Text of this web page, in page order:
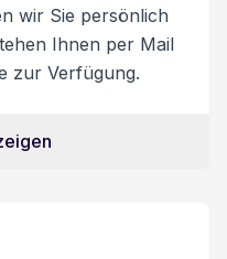
wir Sie persönlich
Ihnen per Mail
zur Verfügung.
inkl. 8.1%
ist ein